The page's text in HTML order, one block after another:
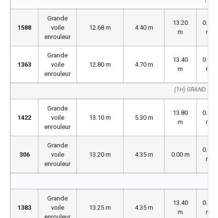
1588
Grande
voile
enrouleur
12.68 m 4.40 m
13.20
m
0.00
m
1363
Grande
voile
enrouleur
12.80 m 4.70 m
13.40
m
0.00
m
(1H) GRAND
1422
Grande
voile
enrouleur
13.10 m 5.30 m
13.80
m
0.00
m
306
Grande
voile
enrouleur
13.20 m 4.35 m 0.00 m
0.00
m
1383
Grande
voile
13.25 m 4.35 m
13.40
m
0.00
m